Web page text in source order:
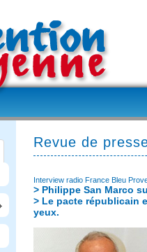
Revue de
Interview radio France Bleu
> Philippe San Marco
> Le pacte républicain
yeux.